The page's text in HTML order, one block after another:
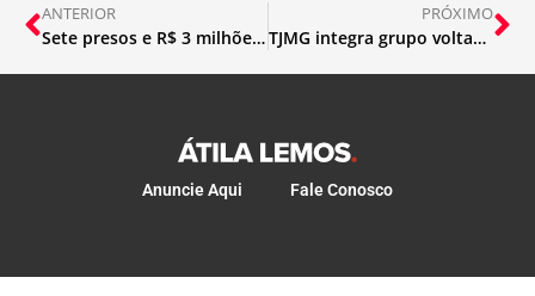
ANTERIOR
Sete presos e R$ 3 milhões apreendidos na operação Homizio
PRÓXIMO
TJMG integra grupo voltado ao combate à violência doméstica
Anuncie Aqui Fale Conosco